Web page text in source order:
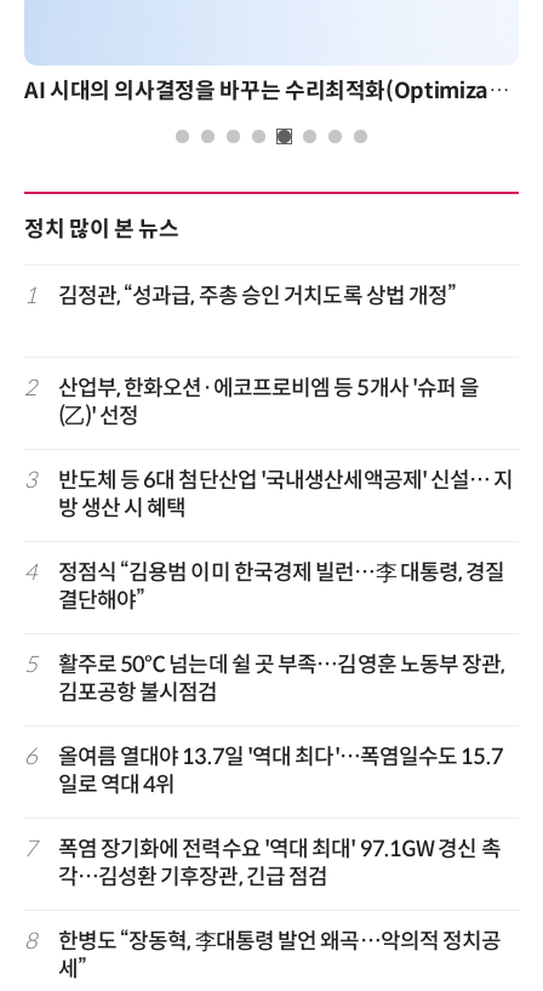
AI 시대의 의사결정을 바꾸는 수리최적화(Optimization): 실제 산업 적용 사례와 활용 전략
정치 많이 본 뉴스
1 김정관, “성과급, 주총 승인 거치도록 상법 개정”
2
산업부, 한화오션·에코프로비엠 등 5개사 '슈퍼 을
(乙)' 선정
3
반도체 등 6대 첨단산업 '국내생산세액공제' 신설… 지
방 생산 시 혜택
4
정점식 “김용범 이미 한국경제 빌런…李 대통령, 경질
결단해야”
5
활주로 50℃ 넘는데 쉴 곳 부족…김영훈 노동부 장관,
김포공항 불시점검
6
올여름 열대야 13.7일 '역대 최다'…폭염일수도 15.7
일로 역대 4위
7
폭염 장기화에 전력수요 '역대 최대' 97.1GW 경신 촉
각…김성환 기후장관, 긴급 점검
8
한병도 “장동혁, 李대통령 발언 왜곡…악의적 정치공
세”